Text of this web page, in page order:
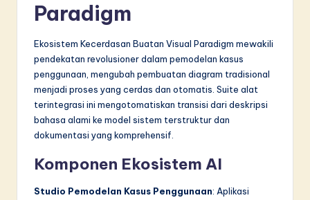
Paradigm
Ekosistem Kecerdasan Buatan Visual Paradigm mewakili
pendekatan revolusioner dalam pemodelan kasus
penggunaan, mengubah pembuatan diagram tradisional
menjadi proses yang cerdas dan otomatis. Suite alat
terintegrasi ini mengotomatiskan transisi dari deskripsi
bahasa alami ke model sistem terstruktur dan
dokumentasi yang komprehensif.
Komponen Ekosistem AI
Studio Pemodelan Kasus Penggunaan: Aplikasi